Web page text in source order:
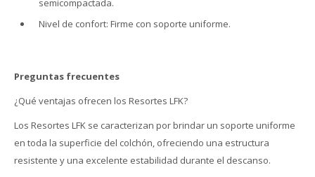
semicompactada.
Nivel de confort: Firme con soporte uniforme.
Preguntas frecuentes
¿Qué ventajas ofrecen los Resortes LFK?
Los Resortes LFK se caracterizan por brindar un soporte uniforme
en toda la superficie del colchón, ofreciendo una estructura
resistente y una excelente estabilidad durante el descanso.